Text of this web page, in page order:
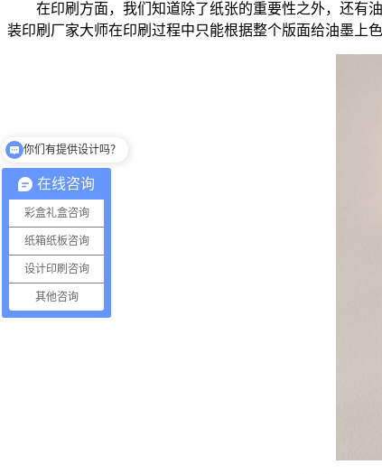
在印刷方面，我们知道除了纸张的重要性之外，还有
装印刷厂家大师在印刷过程中只能根据整个版面给油墨上
在线咨询
彩盒礼盒咨询
纸箱纸板咨询
设计印刷咨询
其他咨询
你们有提供设计吗？